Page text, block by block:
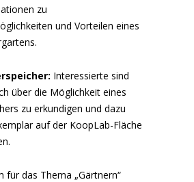
zu
und Vorteilen eines
Interessierte sind
über die Möglichkeit eines
zu erkundigen und dazu
auf der KoopLab-Fläche
für das Thema „Gärtnern“